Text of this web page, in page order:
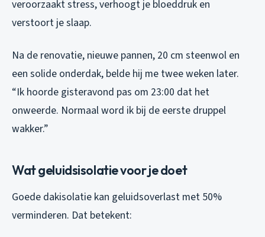
veroorzaakt stress, verhoogt je bloeddruk en
verstoort je slaap.
Na de renovatie, nieuwe pannen, 20 cm steenwol en
een solide onderdak, belde hij me twee weken later.
“Ik hoorde gisteravond pas om 23:00 dat het
onweerde. Normaal word ik bij de eerste druppel
wakker.”
Wat geluidsisolatie voor je doet
Goede dakisolatie kan geluidsoverlast met 50%
verminderen. Dat betekent: